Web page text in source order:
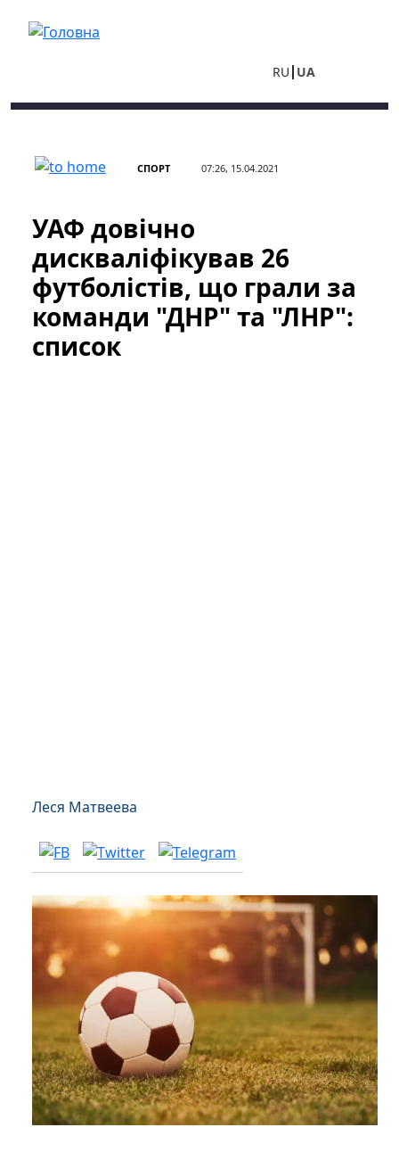
RU UA
СПОРТ 07:26, 15.04.2021
УАФ довічно
дискваліфікував 26
футболістів, що грали за
команди "ДНР" та "ЛНР":
список
Леся Матвеева